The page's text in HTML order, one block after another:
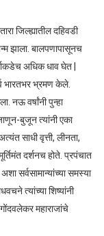
जिल्ह्यातील दहिवडी
झाला. बालपणापासूनच
अधिक धाव घेत |
भारतभर भ्रमण केले.
नऊ वर्षांनी पुन्हा
बुजून त्यांनी एका
साधी वृत्ती, लीनता,
दर्शनच होते. प्रपंचात
सर्वसामान्यांच्या समस्या
त्यांच्या शिष्यांनी
महाराजांचे